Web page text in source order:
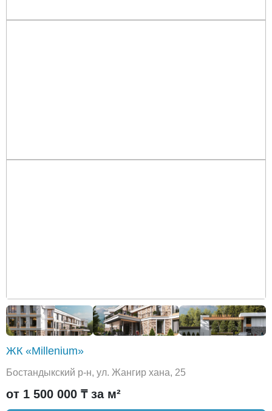
ЖК «Millenium»
Бостандыкский р-н, ул. Жангир хана, 25
от 1 500 000 ₸ за м²